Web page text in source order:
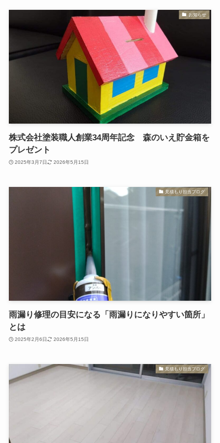
お知らせ
株式会社塗装職人創業34周年記念 森のいえ貯金箱を
プレゼント
2025年3月7日 2026年5月15日
見積もり担当ブログ
雨漏り修理の目安になる「雨漏りになりやすい箇所」
とは
2025年2月6日 2026年5月15日
見積もり担当ブログ